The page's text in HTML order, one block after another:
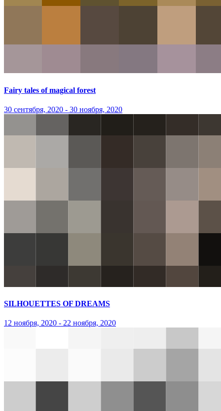
Fairy tales of magical forest
30 сентября, 2020 - 30 ноября, 2020
SILHOUETTES OF DREAMS
12 ноября, 2020 - 22 ноября, 2020